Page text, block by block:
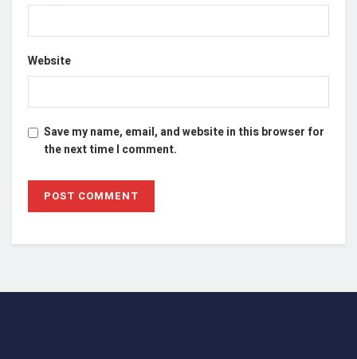
Website
Save my name, email, and website in this browser for
the next time I comment.